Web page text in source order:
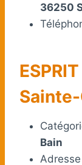
36250
Bain